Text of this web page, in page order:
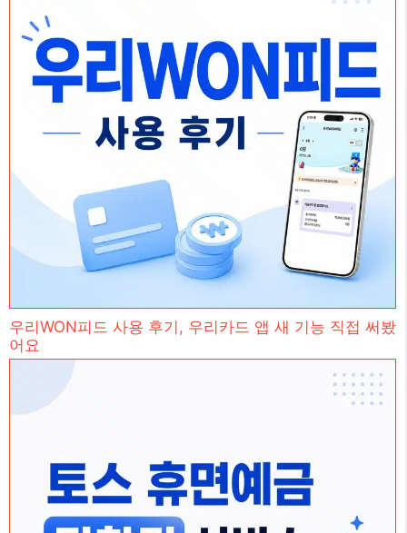
우리WON피드 사용 후기, 우리카드 앱 새 기능 직접 써봤
어요